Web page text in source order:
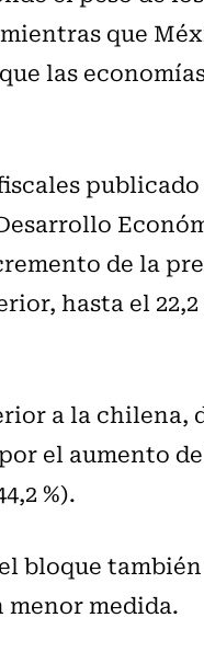
que
las
de la
hasta el
a la chilena,
el aumento
%).
bloque
medida.